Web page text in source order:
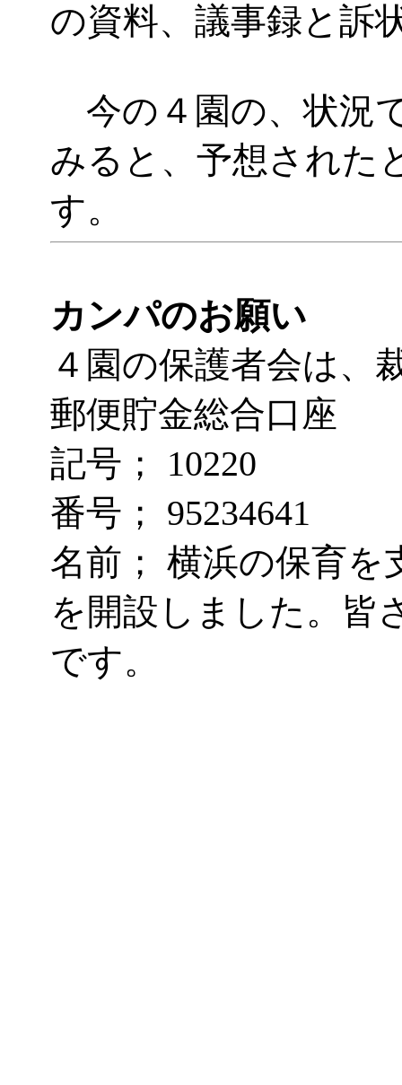
の資料、議事録と訴
今の４園の、状況
みると、予想された
す。
カンパのお願い
４園の保護者会は、
郵便貯金総合口座
記号；
10220
番号；
95234641
名前； 横浜の保育を
を開設しました。皆
です。